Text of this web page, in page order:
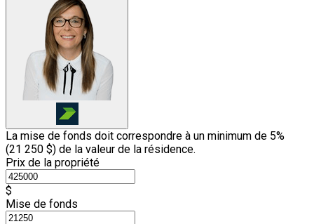
La mise de fonds doit correspondre à un minimum de 5%
(21 250 $) de la valeur de la résidence.
Prix de la propriété
$
Mise de fonds